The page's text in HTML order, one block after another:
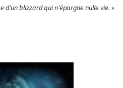
d'un blizzard qui n'épargne nulle vie.»